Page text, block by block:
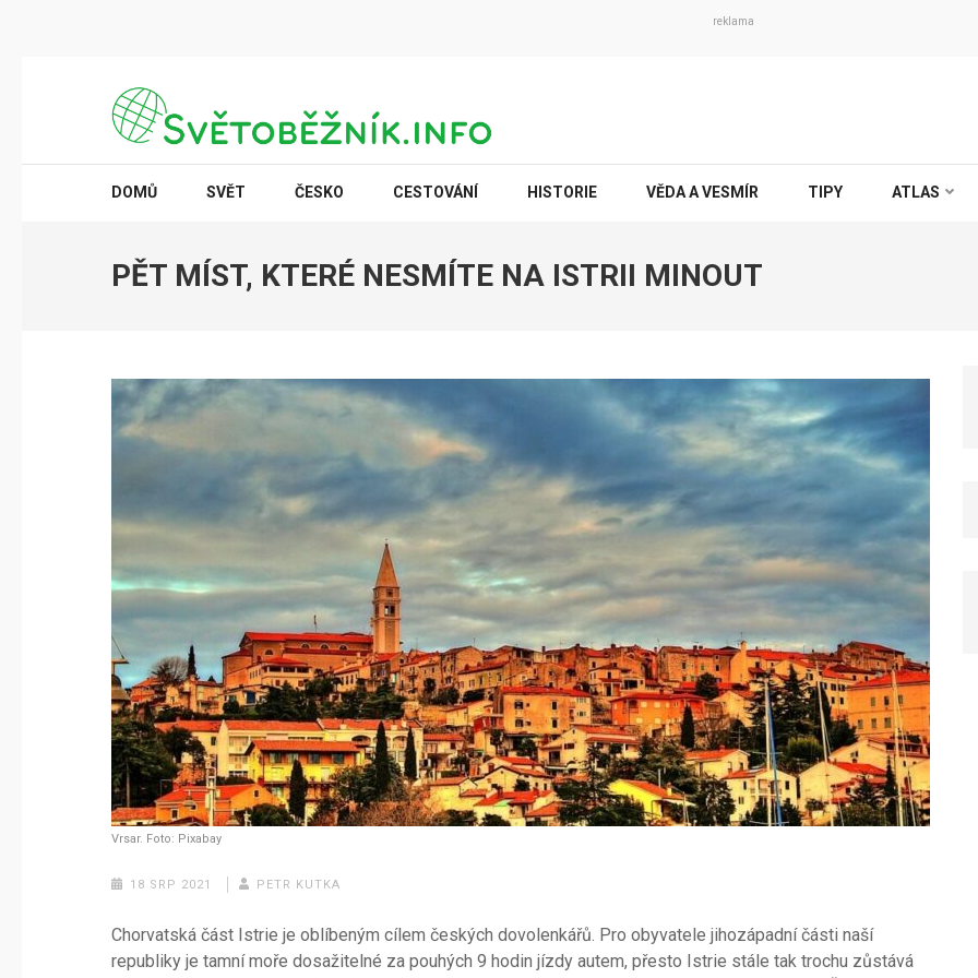
reklama
SVĚTOBĚŽNÍK.INFO
DOMŮ SVĚT ČESKO CESTOVÁNÍ HISTORIE VĚDA A VESMÍR TIPY ATLAS
PĚT MÍST, KTERÉ NESMÍTE NA ISTRII MINOUT
Vrsar. Foto: Pixabay
18 SRP 2021 PETR KUTKA
Chorvatská část Istrie je oblíbeným cílem českých dovolenkářů. Pro obyvatele jihozápadní části naší
republiky je tamní moře dosažitelné za pouhých 9 hodin jízdy autem, přesto Istrie stále tak trochu zůstává